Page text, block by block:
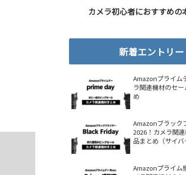
カメラ初心者におすすめの
新着エントリー
Amazonプライム
ラ関連機材のセ
め
Amazonブラック
2026！カメラ関
品まとめ（サイバ
Amazonプライム